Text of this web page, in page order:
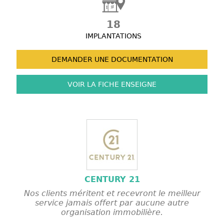
18
IMPLANTATIONS
DEMANDER UNE DOCUMENTATION
VOIR LA FICHE ENSEIGNE
CENTURY 21
Nos clients méritent et recevront le meilleur
service jamais offert par aucune autre
organisation immobilière.